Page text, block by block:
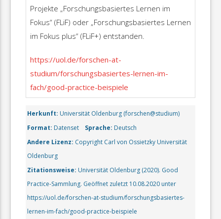
Projekte „Forschungsbasiertes Lernen im
Fokus“ (FLiF) oder „Forschungsbasiertes Lernen
im Fokus plus“ (FLiF+) entstanden.
https://uol.de/forschen-at-
studium/forschungsbasiertes-lernen-im-
fach/good-practice-beispiele
Herkunft: Universität Oldenburg (forschen@studium)
Format: Datenset Sprache: Deutsch
Andere Lizenz: Copyright Carl von Ossietzky Universität
Oldenburg
Zitationsweise: Universität Oldenburg (2020). Good
Practice-Sammlung. Geöffnet zuletzt 10.08.2020 unter
https://uol.de/forschen-at-studium/forschungsbasiertes-
lernen-im-fach/good-practice-beispiele